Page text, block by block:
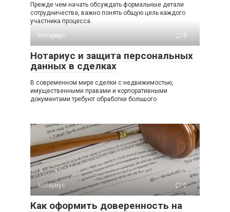
Прежде чем начать обсуждать формальные детали
сотрудничества, важно понять общую цель каждого
участника процесса.
Нотариус
0
Нотариус и защита персональных
данных в сделках
В современном мире сделки с недвижимостью,
имущественными правами и корпоративными
документами требуют обработки большого
Нотариус 0
Как оформить доверенность на